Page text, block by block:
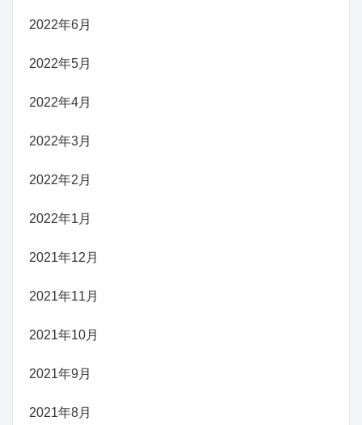
2022年6月
2022年5月
2022年4月
2022年3月
2022年2月
2022年1月
2021年12月
2021年11月
2021年10月
2021年9月
2021年8月